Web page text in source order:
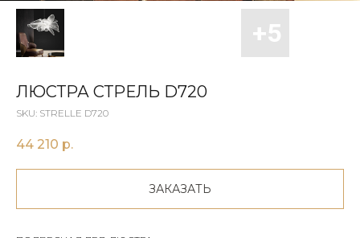
ЛЮСТРА СТРЕЛЬ D720
SKU: STRELLE D720
44 210 р.
ЗАКАЗАТЬ